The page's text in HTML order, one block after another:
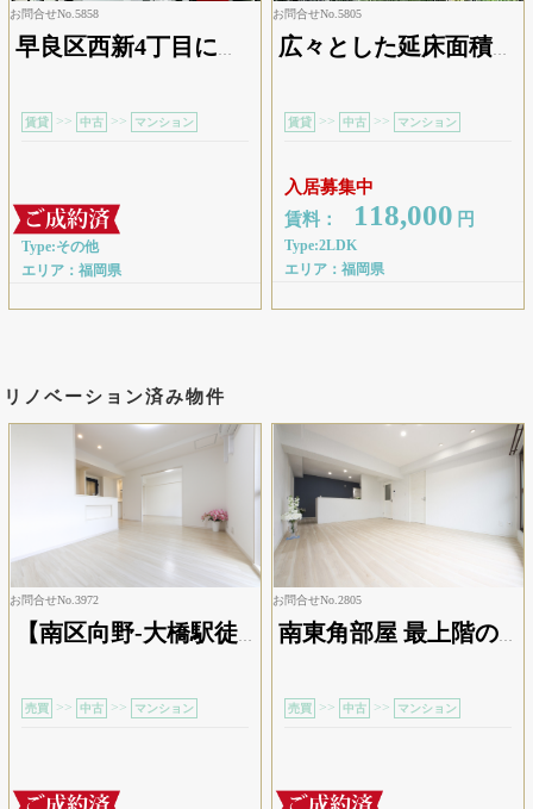
お問合せNo.5858
早良区西新4丁目に位置するビルのテナント区画です。地下鉄「西新」駅を最寄りとし、周辺には銀行や郵便局、スーパーや飲食店などの施設が揃っているため、従業員の方にとっても働きやすい環境が整っています。一般的な事務所・オフィスとしての利用のほか、営業所や作業所など、幅広い用途でご検討いただける物件です。現在は歯科医院として賃貸中です。
賃貸 >> 中古 >> マンション
Type:その他
エリア：福岡県
お問合せNo.5805
広々とした延床面積５８．７２㎡の居室空間、更に部屋をスッキリみせられるクローゼット付なので、服をまとめて収納できて部屋すっきり。また無駄のない造りのシステムキッチンで、その上夕食を作りながら翌日のお弁当も作れるコンロ３口以上の仕様なので、進行ペースがスピードアップ。ちなみに不審者の侵入に目を光らせる防犯カメラ完備です。家族が帰宅を焦がれる２ＬＤＫ。
賃貸 >> 中古 >> マンション
入居募集中
賃料：
118,000 円
Type:2LDK
エリア：福岡県
リノベーション済み物件
お問合せNo.3972
売買 >> 中古 >> マンション
お問合せNo.2805
売買 >> 中古 >> マンション